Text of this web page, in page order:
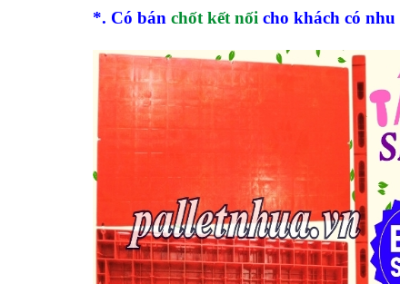
*. Có bán chốt kết nối cho khách có